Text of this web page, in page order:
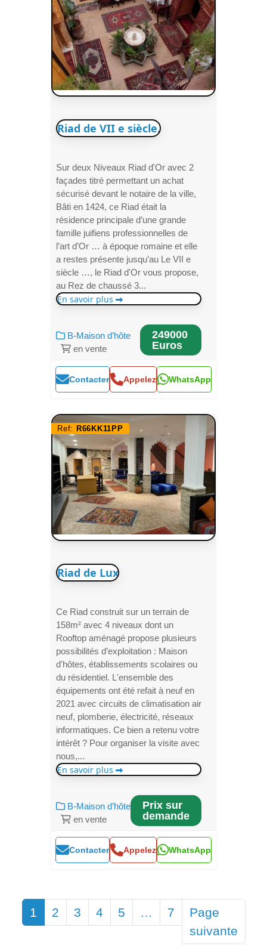
Riad de VII e siècle.
Sur deux Niveaux Riad d'Or avec 2
façades titré permettant un achat
sécurisé devant le notaire de la ville,
Bâti en 1424, ce Riad était la
résidence principale d’une grande
famille juifiens professionnelles de
l’art d’Or … à époque romaine et elle
a restes présente jusqu’au Le VII e
siècle …, le Riad d'Or vous propose,
au Rez de chaussé 3...
En savoir plus
B-Maison d’hôte
en vente
249000
Euros
Contacter Appelez WhatsApp
Ref: R66KK11PP
Riad de Lux
Ce Riad construit sur un terrain de
158m² avec 4 niveaux dont un
Rooftop aménagé propose plusieurs
possibilités d’exploitation : Maison
d'hôtes, établissements scolaires ou
du résidentiel. L'ensemble des
équipements ont été refait à neuf en
2021 avec circuits de climatisation air
neuf, plomberie, électricité, réseaux
informatiques. Ce bien a retenu votre
intérêt ? Pour organiser la visite avec
nous,...
En savoir plus
B-Maison d’hôte
en vente
Prix sur
demande
Contacter Appelez WhatsApp
1 2 3 4 5 … 7
Page
suivante